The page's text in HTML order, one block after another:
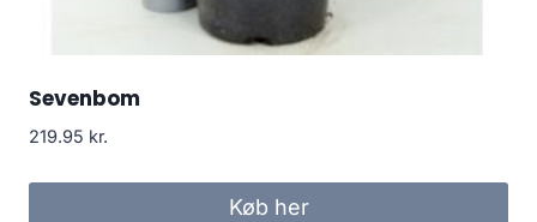
Sevenbom
219.95 kr.
Køb her